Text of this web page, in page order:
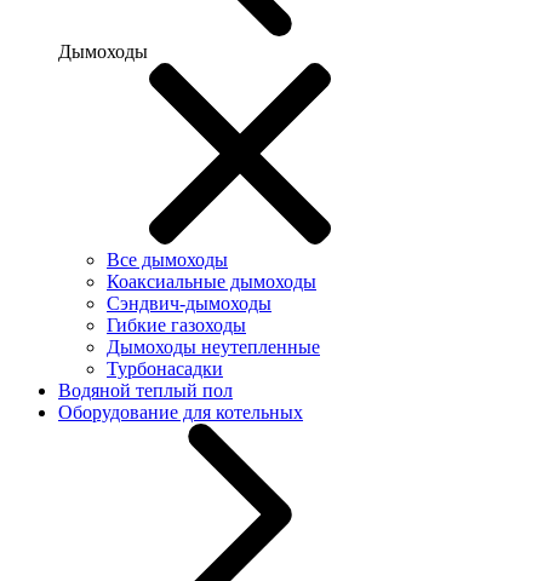
Дымоходы
Все дымоходы
Коаксиальные дымоходы
Сэндвич-дымоходы
Гибкие газоходы
Дымоходы неутепленные
Турбонасадки
Водяной теплый пол
Оборудование для котельных